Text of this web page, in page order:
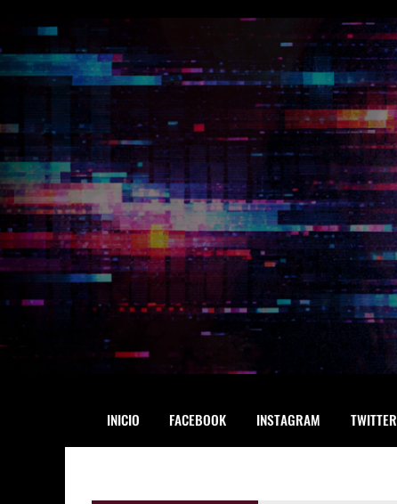
INICIO FACEBOOK INSTAGRAM TWITTER